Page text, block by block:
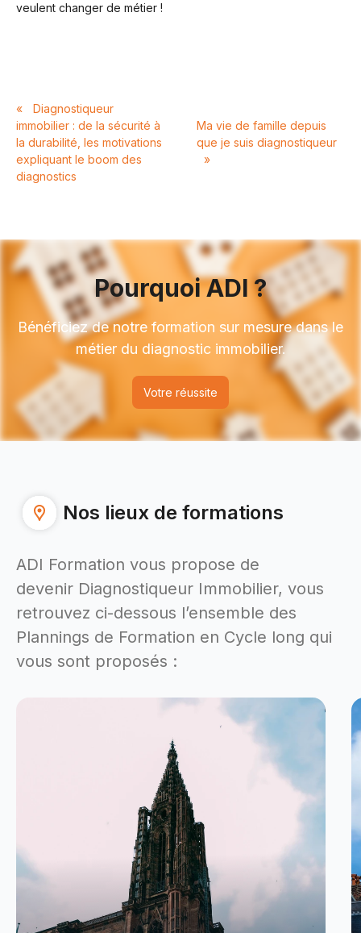
veulent changer de métier !
«
Diagnostiqueur
immobilier : de la sécurité à
la durabilité, les motivations
expliquant le boom des
diagnostics
Ma vie de famille depuis
que je suis diagnostiqueur
»
Pourquoi ADI ?
Bénéficiez de notre formation sur mesure dans le
métier du diagnostic immobilier.
Votre réussite
Nos lieux de formations
ADI Formation vous propose de
devenir Diagnostiqueur Immobilier, vous
retrouvez ci-dessous l’ensemble des
Plannings de Formation en Cycle long qui
vous sont proposés :